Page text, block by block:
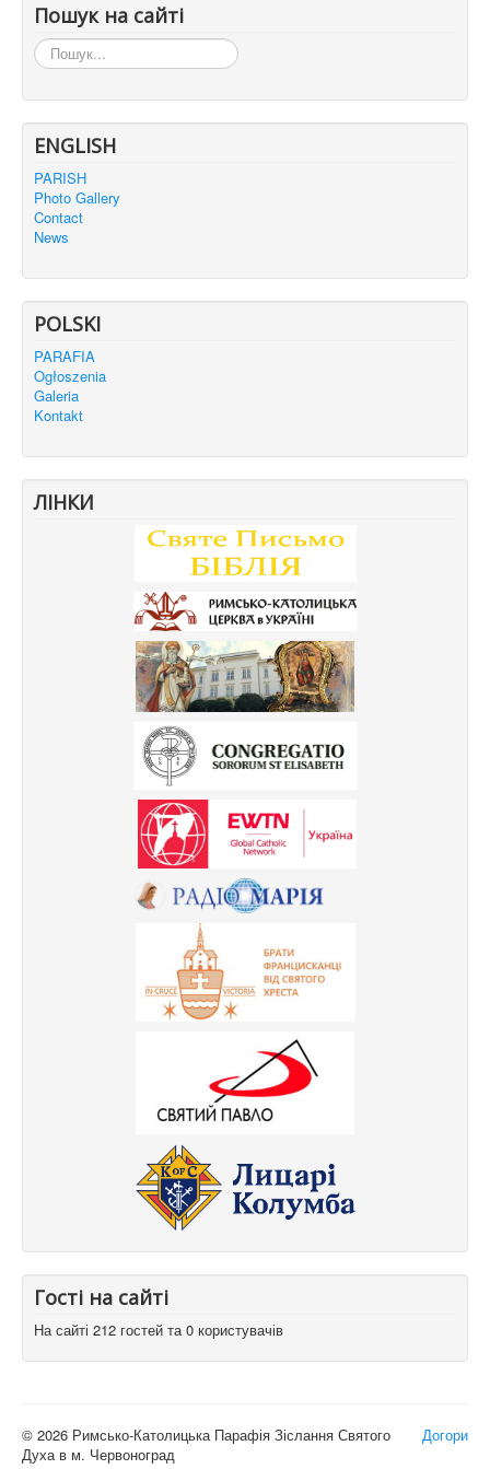
Пошук на сайті
Пошук...
ENGLISH
PARISH
Photo Gallery
Contact
News
POLSKI
PARAFIA
Ogłoszenia
Galeria
Kontakt
ЛІНКИ
Гості на сайті
На сайті 212 гостей та 0 користувачів
Догори
© 2026 Римсько-Католицька Парафія Зіслання Святого
Духа в м. Червоноград